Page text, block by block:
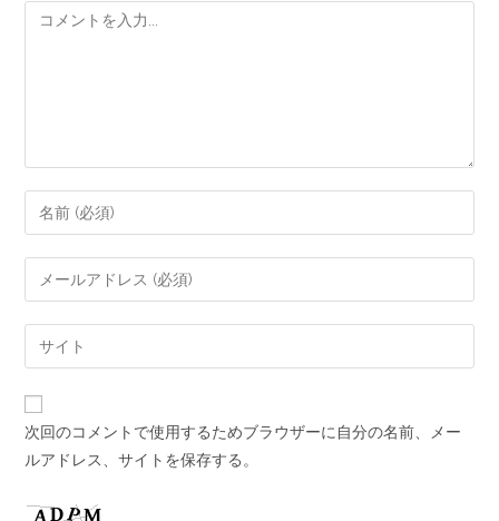
次回のコメントで使用するためブラウザーに自分の名前、メー
ルアドレス、サイトを保存する。